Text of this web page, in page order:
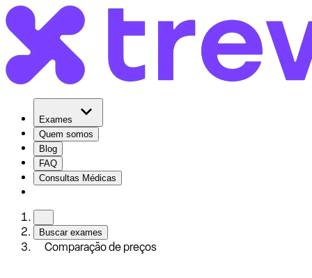
Exames
Quem somos
Blog
FAQ
Consultas Médicas
Buscar exames
Comparação de preços